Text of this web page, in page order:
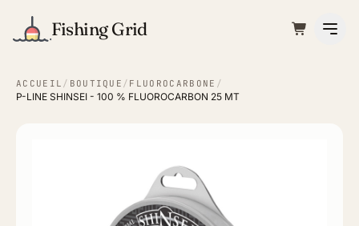
Fishing Grid
ACCUEIL / BOUTIQUE / FLUOROCARBONE /
P-LINE SHINSEI - 100 % FLUOROCARBON 25 MT